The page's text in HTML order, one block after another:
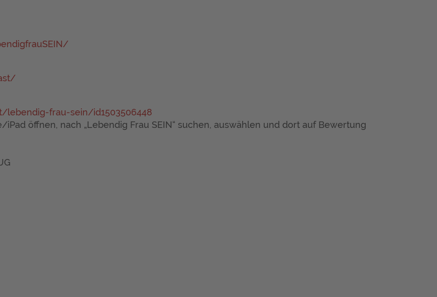
frau-sein/id1503506448
öffnen, nach „Lebendig Frau SEIN“ suchen, auswählen und dort auf Bewertung